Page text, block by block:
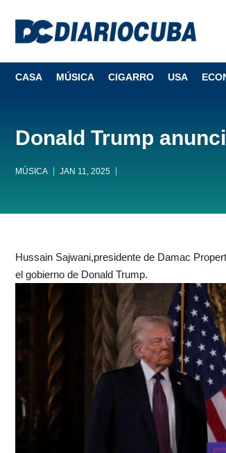
CASA MÚSICA CIGARRO USA
Donald Trump
MÚSICA JAN 11, 2025
Hussain Sajwani,presidente de Damac
el gobierno de Donald Trump.